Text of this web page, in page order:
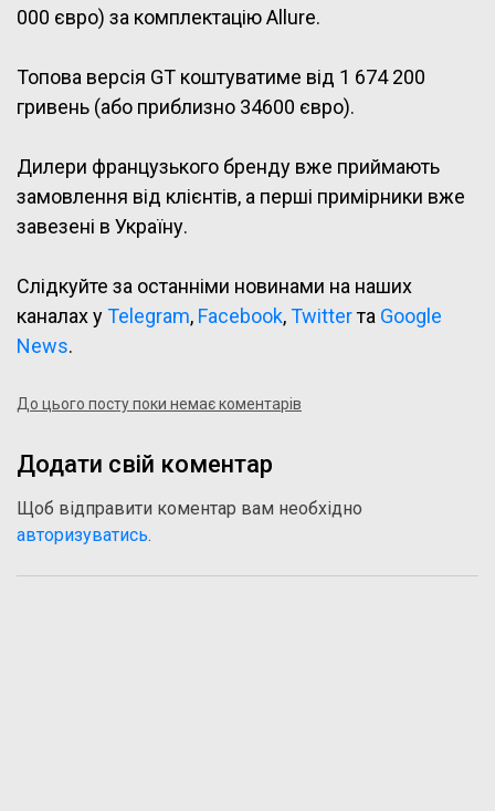
000 євро) за комплектацію Allure.
Топова версія GT коштуватиме від 1 674 200
гривень (або приблизно 34600 євро).
Дилери французького бренду вже приймають
замовлення від клієнтів, а перші примірники вже
завезені в Україну.
Слідкуйте за останніми новинами на наших
каналах уTelegram, Facebook,Twitterта Google
News.
До цього посту поки немає коментарів
Додати свій коментар
Щоб відправити коментар вам необхідно
авторизуватись.